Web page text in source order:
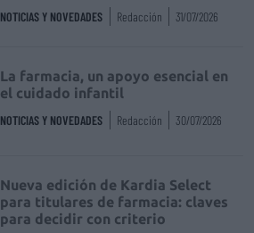
NOTICIAS Y NOVEDADES Redacción 31/07/2026
La farmacia, un apoyo esencial en
el cuidado infantil
NOTICIAS Y NOVEDADES Redacción 30/07/2026
Nueva edición de Kardia Select
para titulares de farmacia: claves
para decidir con criterio